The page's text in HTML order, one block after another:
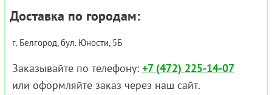
Доставка по городам:
г. Белгород, бул. Юности, 5Б
Заказывайте по телефону: +7 (472) 225-14-07
или оформляйте заказ через наш сайт.